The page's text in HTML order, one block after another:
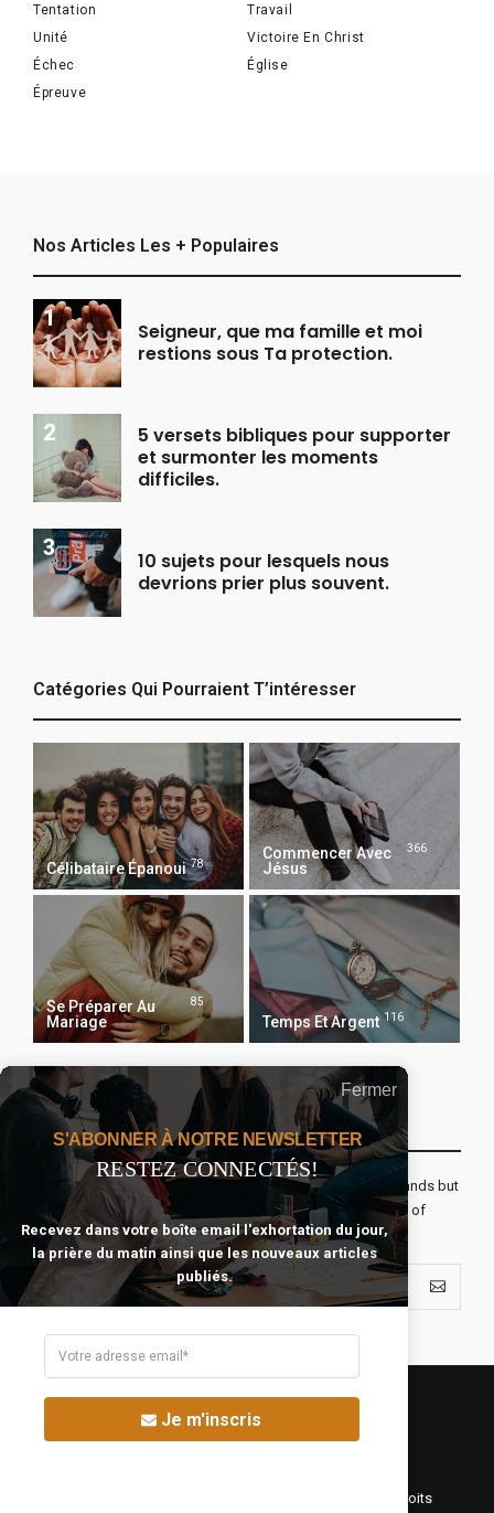
Tentation
Travail
Unité
Victoire En Christ
Échec
Église
Épreuve
Nos Articles Les + Populaires
Seigneur, que ma famille et moi
restions sous Ta protection.
5 versets bibliques pour supporter
et surmonter les moments
difficiles.
10 sujets pour lesquels nous
devrions prier plus souvent.
Catégories Qui Pourraient T’intéresser
Célibataire Épanoui 78
Commencer Avec
Jésus
366
Se Préparer Au
Mariage
85
Temps Et Argent 116
Recevoir Notre Newsletter Chaque Matin
The real voyage of discovery consists not in seeking new lands but
seeing with new eyes. All journeys have secret destinations of
which the traveler is unaware.
©Fréquence Chrétienne Production 2016-2025. Tous droits
Fermer
S'ABONNER À NOTRE NEWSLETTER
RESTEZ CONNECTÉS!
Recevez dans votre boîte email l'exhortation du jour,
la prière du matin ainsi que les nouveaux articles
publiés.
Je m'inscris